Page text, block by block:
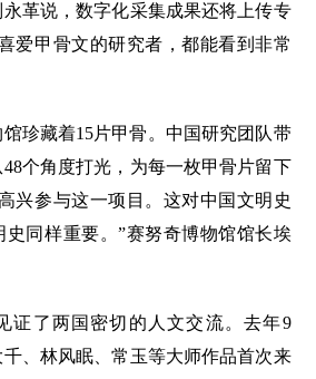
革说，数字化采集成果还将上传专
爱甲骨文的研究者，都能看到非常
藏着15片甲骨。中国研究团队带
个角度打光，为每一枚甲骨片留下
兴参与这一项目。这对中国文明史
史同样重要。”赛努奇博物馆馆长埃
了两国密切的人文交流。去年9
、林风眠、常玉等大师作品首次来